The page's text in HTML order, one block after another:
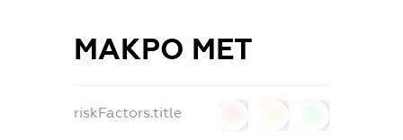
МАКРО МЕТ
riskFactors.title